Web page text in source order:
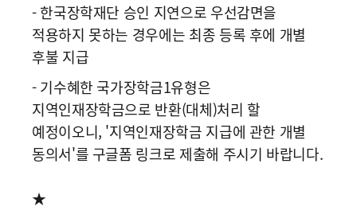
- 한국장학재단 승인 지연으로 우선감면을
적용하지 못하는 경우에는 최종 등록 후에 개별
후불 지급
- 기수혜한 국가장학금1유형은
지역인재장학금으로 반환(대체)처리 할
예정이오니, '지역인재장학금 지급에 관한 개별
동의서'를 구글폼 링크로 제출해 주시기 바랍니다.
★